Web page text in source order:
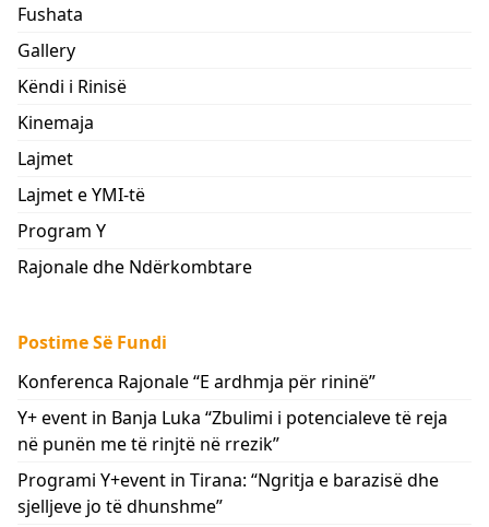
Fushata
Gallery
Këndi i Rinisë
Kinemaja
Lajmet
Lajmet e YMI-të
Program Y
Rajonale dhe Ndërkombtare
Postime Së Fundi
Konferenca Rajonale “E ardhmja për rininë”
Y+ event in Banja Luka “Zbulimi i potencialeve të reja
në punën me të rinjtë në rrezik”
Programi Y+event in Tirana: “Ngritja e barazisë dhe
sjelljeve jo të dhunshme”